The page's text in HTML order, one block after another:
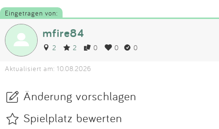
Eingetragen von:
mfire84
2 2 0 0 0
Aktualisiert am: 10.08.2026
Änderung vorschlagen
Spielplatz bewerten